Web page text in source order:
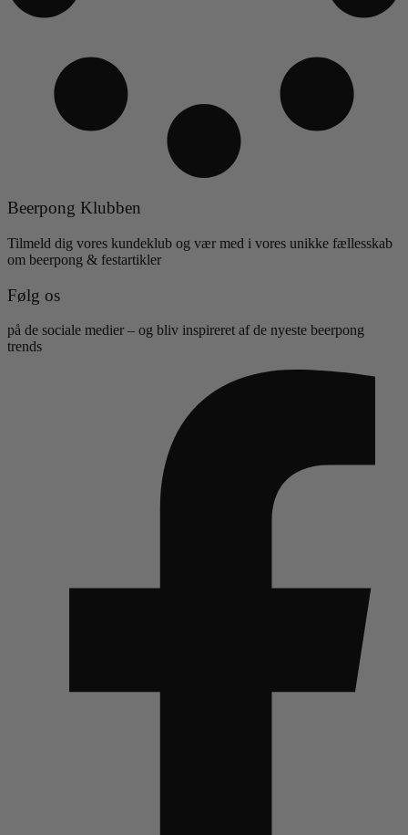
Beerpong Klubben
Tilmeld dig vores kundeklub og vær med i vores unikke fællesskab
om beerpong & festartikler
Følg os
på de sociale medier – og bliv inspireret af de nyeste beerpong
trends